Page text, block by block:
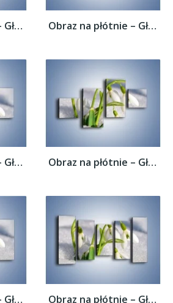
Obraz na płótnie – Głęboko zanurzony... Obraz na płótnie – Głęboko zanurzony...
Obraz na płótnie – Głęboko zanurzony... Obraz na płótnie – Głęboko zanurzony...
Obraz na płótnie – Głęboko zanurzony... Obraz na płótnie – Głęboko zanurzony...